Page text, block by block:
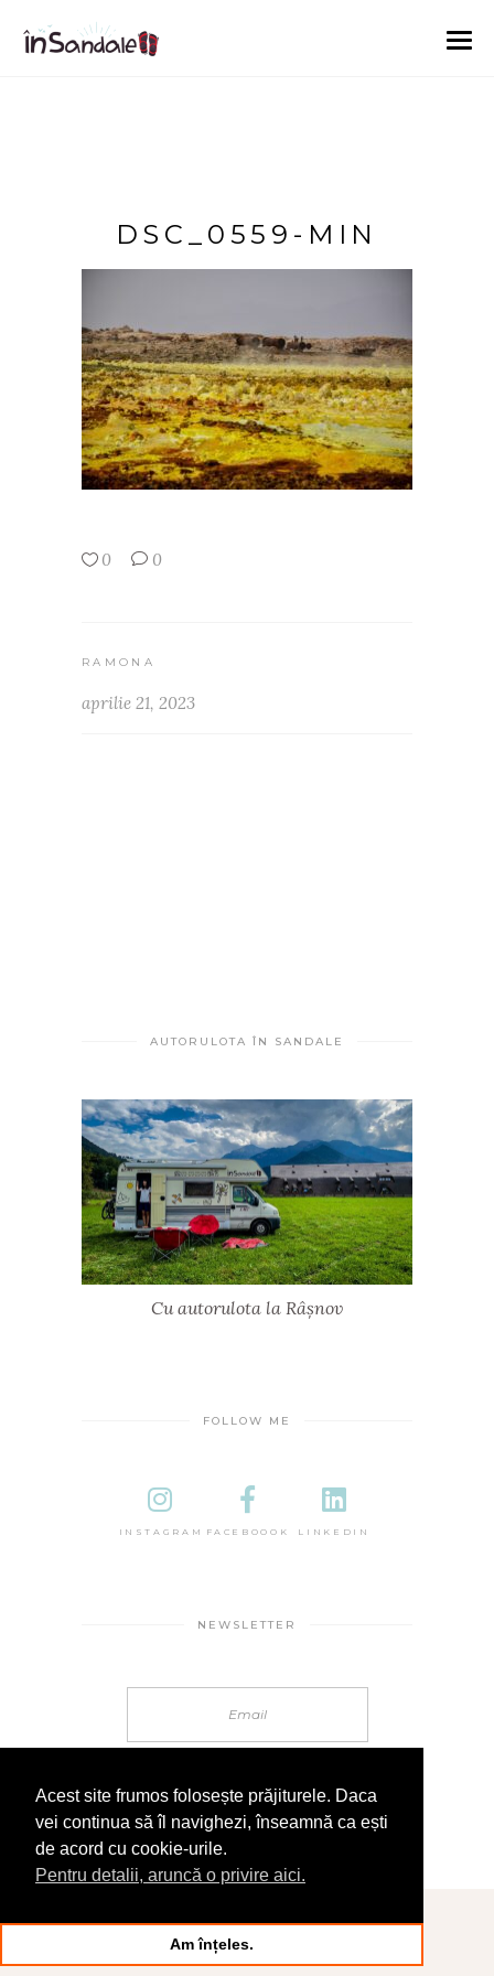
DSC_0559-MIN
0 0
RAMONA
aprilie 21, 2023
AUTORULOTA ÎN SANDALE
Cu autorulota la Râșnov
FOLLOW ME
INSTAGRAM FACEBOOOK LINKEDIN
NEWSLETTER
© 2025 În Sandale
Acest site frumos folosește prăjiturele. Daca
vei continua să îl navighezi, înseamnă ca ești
de acord cu cookie-urile.
Pentru detalii, aruncă o privire aici.
Am înțeles.